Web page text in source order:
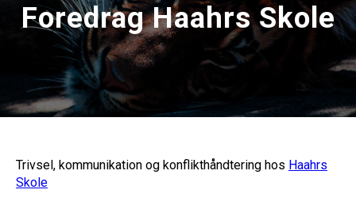
Foredrag Haahrs Skole
Trivsel, kommunikation og konflikthåndtering hos Haahrs
Skole